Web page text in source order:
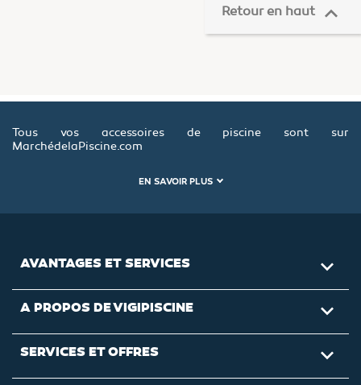
Retour en haut 
Tous vos accessoires de piscine sont sur
MarchédelaPiscine.com
EN SAVOIR PLUS
AVANTAGES ET SERVICES 
A PROPOS DE VIGIPISCINE 
SERVICES ET OFFRES 